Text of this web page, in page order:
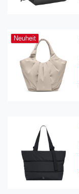
Neuheit